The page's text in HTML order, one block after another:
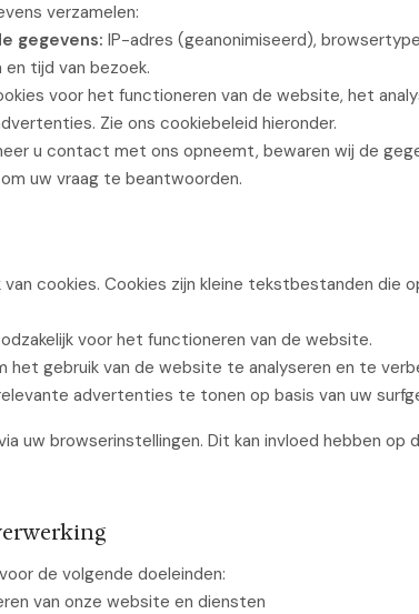
verzamelen:
gegevens: IP-adres (geanonimiseerd),
tijd van bezoek.
voor het functioneren van de website, het
Zie ons cookiebeleid hieronder.
u contact met ons opneemt, bewaren wij de
uw vraag te beantwoorden.
cookies. Cookies zijn kleine tekstbestanden die
voor het functioneren van de website.
het gebruik van de website te analyseren en te
advertenties te tonen op basis van uw
uw browserinstellingen. Dit kan invloed hebben op
de volgende doeleinden:
van onze website en diensten